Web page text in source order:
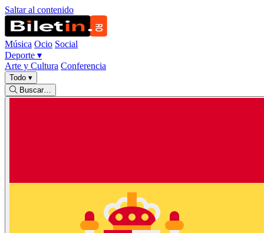
Saltar al contenido
Música Ocio Social
Deporte ▾
Arte y Cultura Conferencia
Todo ▾
Buscar…